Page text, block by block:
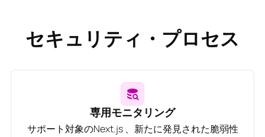
セキュリティ・プロセス
専用モニタリング
サポート対象のNext.js 、新たに発見された脆弱性